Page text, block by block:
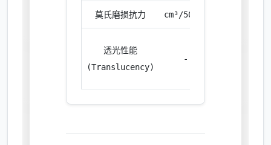
莫氏磨损抗力 cm³/50cm²
透光性能
(Translucency)
-